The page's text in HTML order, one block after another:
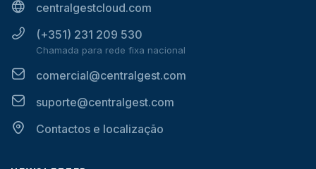
centralgestcloud.com
(+351) 231 209 530
Chamada para rede fixa nacional
comercial@centralgest.com
suporte@centralgest.com
Contactos e localização